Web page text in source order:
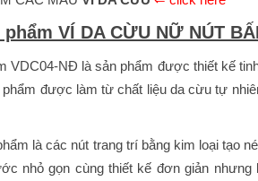
VÍ DA CỪU NỮ NÚT
VDC04-NĐ là sản phẩm được thiết kế
phẩm được làm từ chất liệu da cừu tự
là các nút trang trí bằng kim loại tạo
nhỏ gọn cùng thiết kế đơn giản nhưng